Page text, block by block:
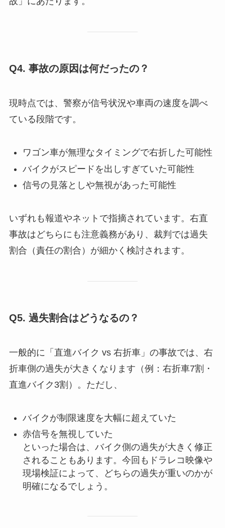
Q4. 事故の原因は何だったの？
現時点では、警察が信号状況や車両の速度を調べ
ている段階です。
ワゴン車が無理なタイミングで右折した可能性
バイクがスピードを出しすぎていた可能性
信号の見落としや無視があった可能性
いずれも報道やネットで指摘されています。右直
事故はどちらにも注意義務があり、裁判では過失
割合（責任の割合）が細かく検討されます。
Q5. 過失割合はどうなるの？
一般的に「直進バイク vs 右折車」の事故では、右
折車側の過失が大きくなります（例：右折車7割・
直進バイク3割）。ただし、
バイクが制限速度を大幅に超えていた
赤信号を無視していた
といった場合は、バイク側の過失が大きく修正
されることもあります。今回もドラレコ映像や
現場検証によって、どちらの過失が重いのかが
明確になるでしょう。